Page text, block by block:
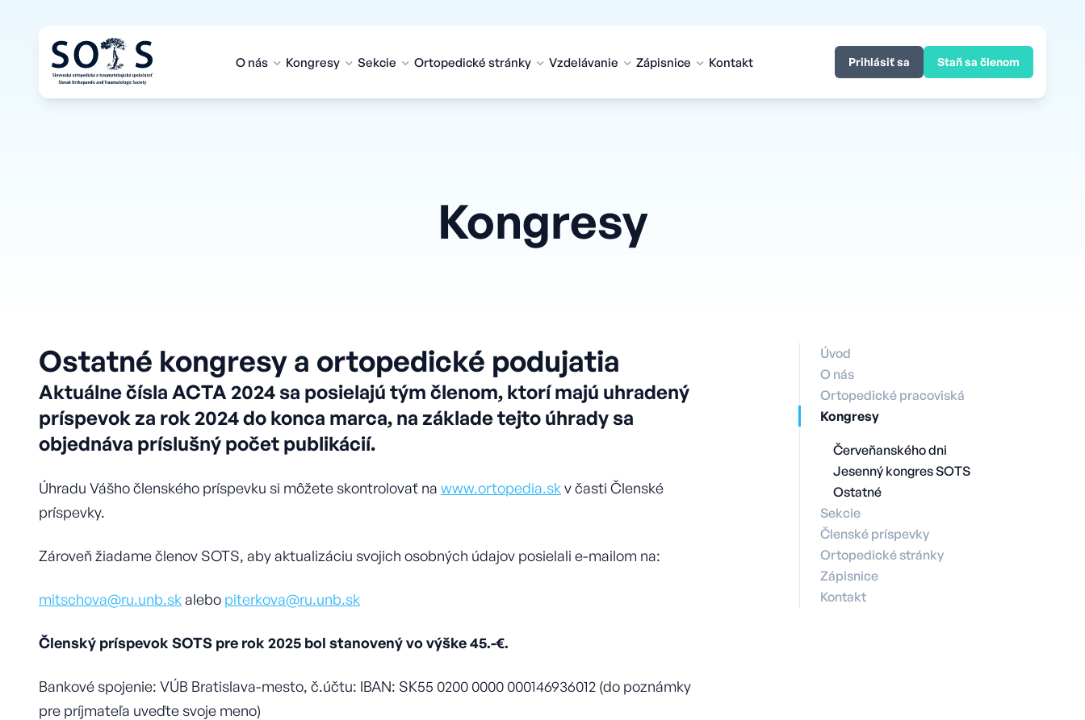
O nás Kongresy Sekcie Ortopedické stránky Vzdelávanie Zápisnice Kontakt Prihlásiť sa Staň sa členom
Kongresy
Ostatné kongresy a ortopedické podujatia
Aktuálne čísla ACTA 2024 sa posielajú tým členom, ktorí majú uhradený
príspevok za rok 2024 do konca marca, na základe tejto úhrady sa
objednáva príslušný počet publikácií.
Úhradu Vášho členského príspevku si môžete skontrolovať na www.ortopedia.skv časti Členské
príspevky.
Zároveň žiadame členov SOTS, aby aktualizáciu svojich osobných údajov posielali e-mailom na:
mitschova@ru.unb.skalebo piterkova@ru.unb.sk
Členský príspevok SOTS pre rok 2025 bol stanovený vo výške 45.-€.
Bankové spojenie: VÚB Bratislava-mesto, č.účtu: IBAN: SK55 0200 0000 000146936012 (do poznámky
pre príjmateľa uveďte svoje meno)
Úvod
O nás
Ortopedické pracoviská
Kongresy
Červeňanského dni
Jesenný kongres SOTS
Ostatné
Sekcie
Členské príspevky
Ortopedické stránky
Zápisnice
Kontakt